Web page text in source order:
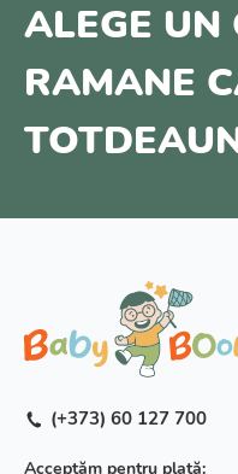
ALEGE UN
RAMANE
(+373) 60 127 700
Acceptăm pentru plată: